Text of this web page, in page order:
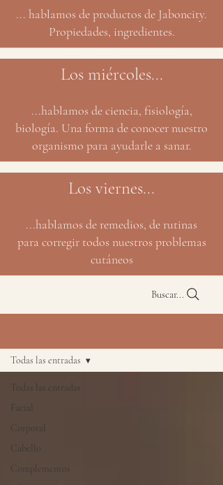
... hablamos de productos de Jaboncity.
Propiedades, ingredientes.
Los miércoles...
...hablamos de ciencia, fisiología,
biología. Una forma de conocer nuestro
organismo para ayudarle a sanar.
Los viernes...
...hablamos de remedios, de rutinas
para corregir todos nuestros problemas
cutáneos
Buscar...
Todas las entradas
Facial
Corporal
Cabello
Complementos
Todas las entradas